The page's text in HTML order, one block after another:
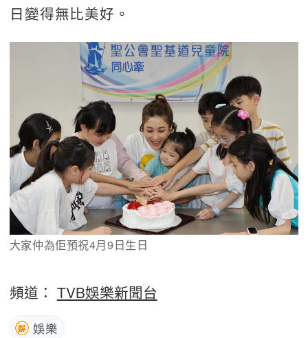
日變得無比美好。
大家仲為佢預祝4月9日生日
頻道： TVB娛樂新聞台
娛樂